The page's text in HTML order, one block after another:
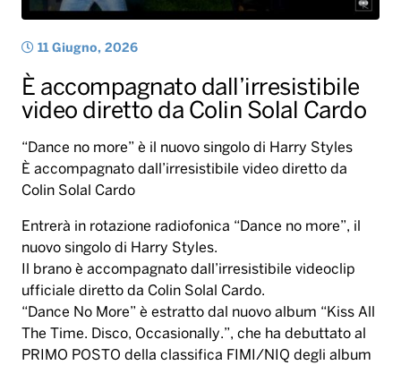
11 Giugno, 2026
È accompagnato dall’irresistibile
video diretto da Colin Solal Cardo
“Dance no more” è il nuovo singolo di Harry Styles
È accompagnato dall’irresistibile video diretto da
Colin Solal Cardo
Entrerà in rotazione radiofonica “Dance no more”, il
nuovo singolo di Harry Styles.
Il brano è accompagnato dall’irresistibile videoclip
ufficiale diretto da Colin Solal Cardo.
“Dance No More” è estratto dal nuovo album “Kiss All
The Time. Disco, Occasionally.”, che ha debuttato al
PRIMO POSTO della classifica FIMI/NIQ degli album